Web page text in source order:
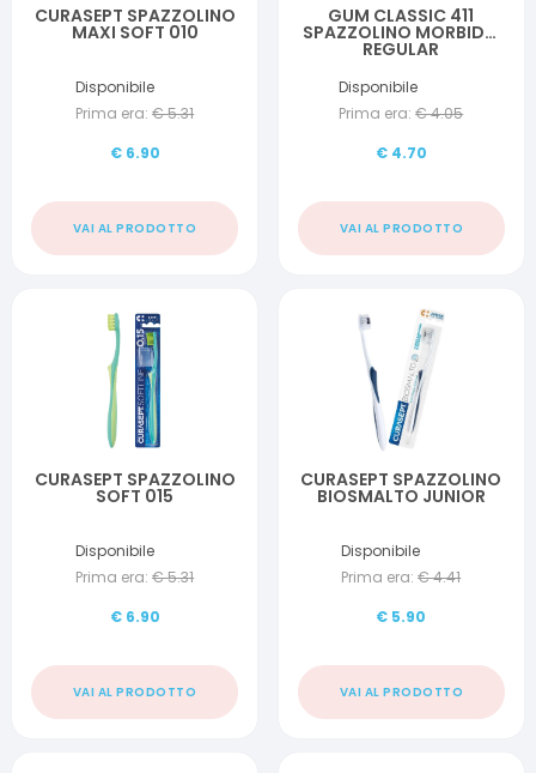
CURASEPT SPAZZOLINO
MAXI SOFT 010
Disponibile
Prima era: €5.31
€ 6.90
VAI AL PRODOTTO
GUM CLASSIC 411
SPAZZOLINO MORBIDO
REGULAR
Disponibile
Prima era: €4.05
€ 4.70
VAI AL PRODOTTO
CURASEPT SPAZZOLINO
SOFT 015
Disponibile
Prima era: €5.31
€ 6.90
VAI AL PRODOTTO
CURASEPT SPAZZOLINO
BIOSMALTO JUNIOR
Disponibile
Prima era: €4.41
€ 5.90
VAI AL PRODOTTO